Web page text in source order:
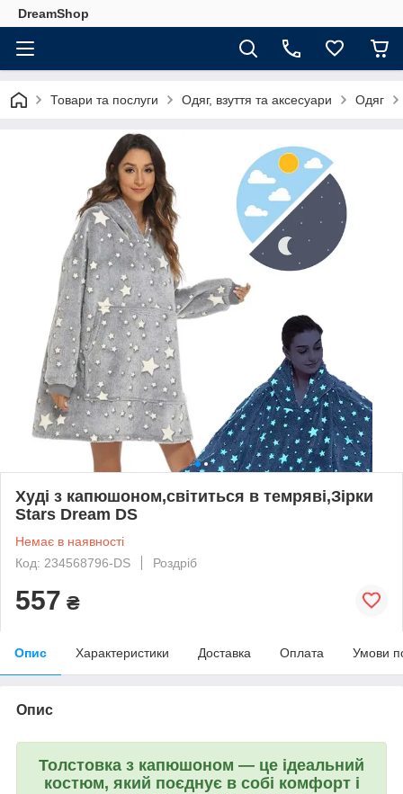
DreamShop
Товари та послуги Одяг, взуття та аксесуари Одяг
Худі з капюшоном,світиться в темряві,Зірки
Stars Dream DS
Немає в наявності
Код: 234568796-DS
Роздріб
557 ₴
Опис Характеристики Доставка Оплата Умови
Опис
Толстовка з капюшоном — це ідеальний
костюм, який поєднує в собі комфорт і